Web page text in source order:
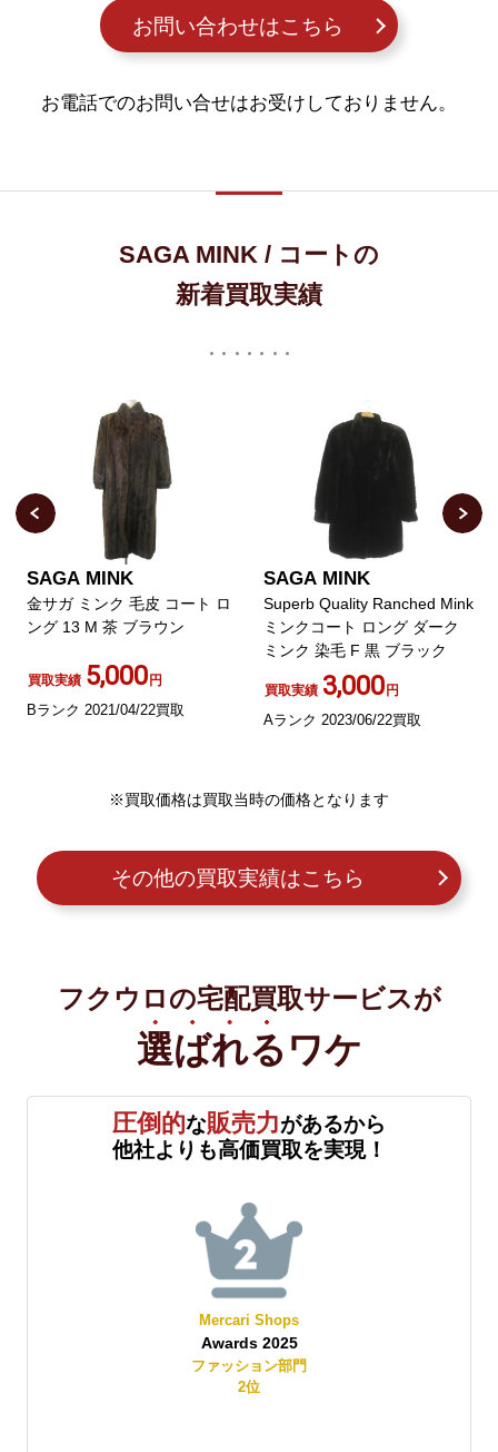
お問い合わせはこちら
お電話でのお問い合せはお受けしておりません。
SAGA MINK / コートの
新着買取実績
SAGA MINK
金サガ ミンク 毛皮 コート ロ
ング 13 M 茶 ブラウン
買取実績 5,000円
Bランク 2021/04/22買取
SAGA MINK
Superb Quality Ranched Mink
ミンクコート ロング ダーク
ミンク 染毛 F 黒 ブラック
買取実績 3,000円
Aランク 2023/06/22買取
※買取価格は買取当時の価格となります
その他の買取実績はこちら
フクウロの宅配買取サービスが
選ばれる ワケ
圧倒的な販売力があるから
他社よりも高価買取を実現！
Mercari Shops
Awards 2025
ファッション部門
2位